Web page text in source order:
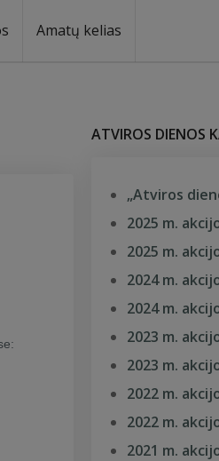
Amatų kelias
ATVIROS DIENOS
„Atviros
2025 m.
2025 m.
2024 m.
2024 m.
2023 m.
2023 m.
2022 m.
2022 m.
2021 m.